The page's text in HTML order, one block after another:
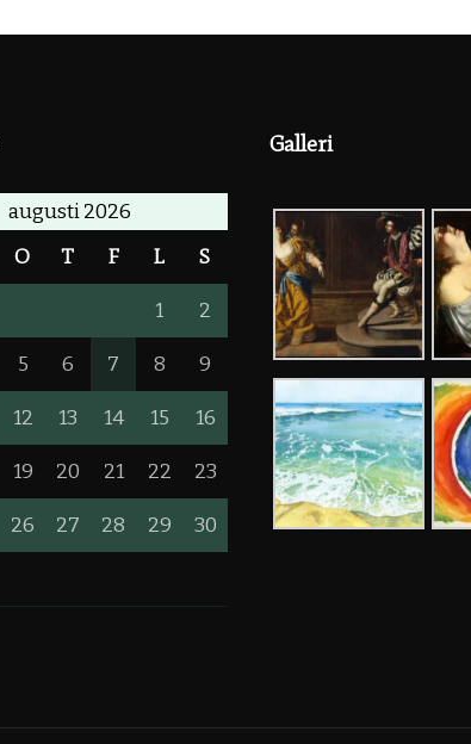
augusti 2026
O T F L S
1 2
5 6 7 8 9
12 13 14 15 16
19 20 21 22 23
26 27 28 29 30
Galleri